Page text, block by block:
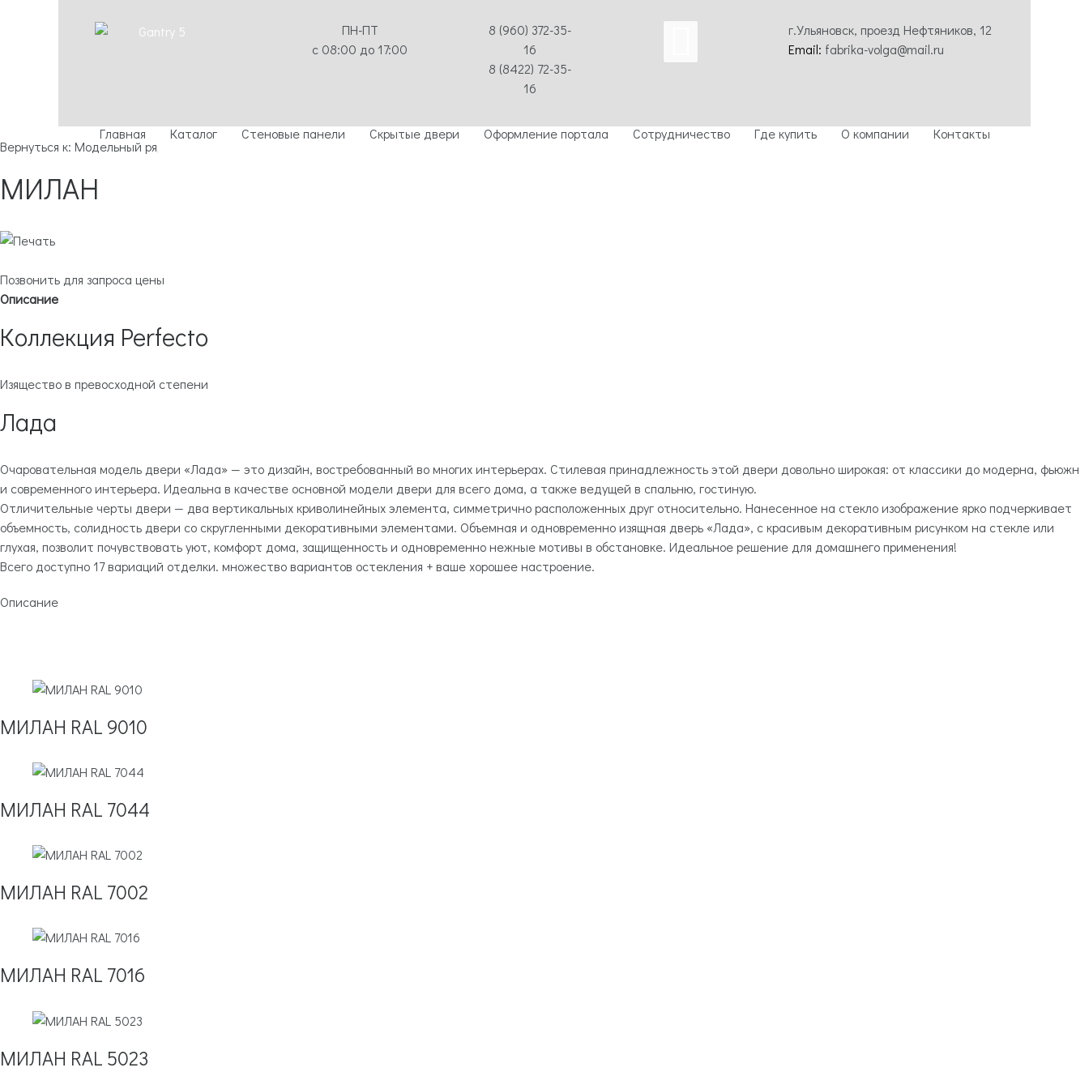
ПН-ПТ
с 08:00 до 17:00
8 (960) 372-35-
16
8 (8422) 72-35-
16
г.Ульяновск, проезд Нефтяников, 12
Email: fabrika-volga@mail.ru
Главная Каталог Стеновые панели Скрытые двери Оформление портала Сотрудничество Где купить О компании Контакты
Вернуться к: Модельный ряд
МИЛАН
Позвонить для запроса цены
Описание
Коллекция Perfecto
Изящество в превосходной степени
Лада
Очаровательная модель двери «Лада» — это дизайн, востребованный во многих интерьерах. Стилевая принадлежность этой двери довольно широкая: от классики до модерна, фьюжн
и современного интерьера. Идеальна в качестве основной модели двери для всего дома, а также ведущей в спальню, гостиную.
Отличительные черты двери — два вертикальных криволинейных элемента, симметрично расположенных друг относительно. Нанесенное на стекло изображение ярко подчеркивает
объемность, солидность двери со скругленными декоративными элементами. Объемная и одновременно изящная дверь «Лада», с красивым декоративным рисунком на стекле или
глухая, позволит почувствовать уют, комфорт дома, защищенность и одновременно нежные мотивы в обстановке. Идеальное решение для домашнего применения!
Всего доступно 17 вариаций отделки. множество вариантов остекления + ваше хорошее настроение.
Описание
МИЛАН RAL 9010
МИЛАН RAL 7044
МИЛАН RAL 7002
МИЛАН RAL 7016
МИЛАН RAL 5023